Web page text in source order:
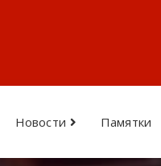
Новости Памятки